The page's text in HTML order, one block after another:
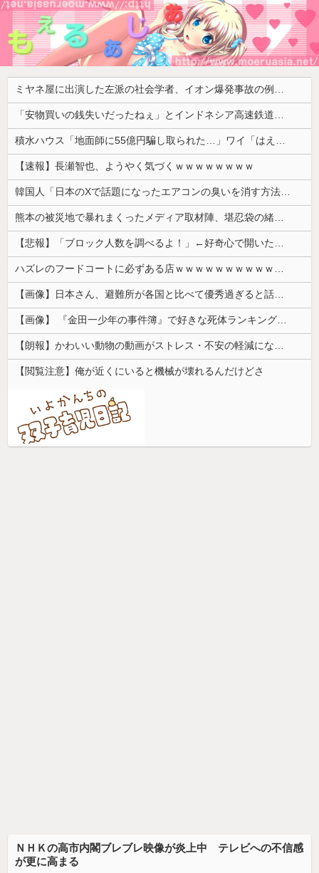
ミヤネ屋に出演した左派の社会学者、イオン爆発事故の例のテナントに理解を示して……
「安物買いの銭失いだったねぇ」とインドネシア高速鉄道の最終処分に日本側騒然、国家予算は使わないというと何が財源なんだ？
積水ハウス「地面師に55億円騙し取られた…」ワイ「はえーかわいそう…会社滅茶苦茶やろなぁ」→
【速報】長瀬智也、ようやく気づくｗｗｗｗｗｗｗｗ
韓国人「日本のXで話題になったエアコンの臭いを消す方法をご覧ください」→「これマジ？」
熊本の被災地で暴れまくったメディア取材陣、堪忍袋の緒が切れた地元住民が苦情を寄せまくった結果……
【悲報】「ブロック人数を調べるよ！」←好奇心で開いたら終わるサイトだった【HotTweets】
ハズレのフードコートに必ずある店ｗｗｗｗｗｗｗｗｗｗｗｗ
【画像】日本さん、避難所が各国と比べて優秀過ぎると話題に
【画像】 『金田一少年の事件簿』で好きな死体ランキング１位がこちら！
【朗報】かわいい動物の動画がストレス・不安の軽減になる可能性。英大学の研究で実証
【閲覧注意】俺が近くにいると機械が壊れるんだけどさ
ＮＨＫの高市内閣ブレブレ映像が炎上中 テレビへの不信感
が更に高まる